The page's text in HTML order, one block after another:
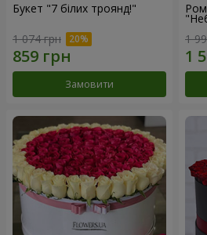
Букет "7 білих троянд!"
1 074 грн
Замовити
1